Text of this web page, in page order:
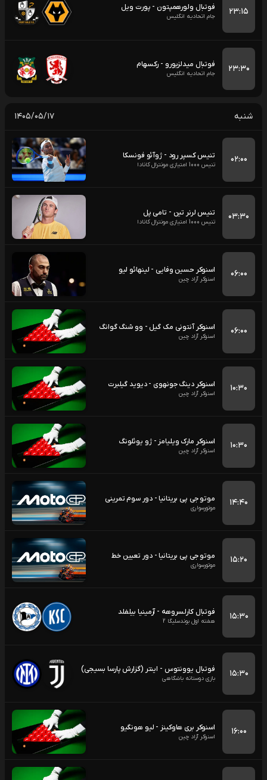
۲۳:۱۵ فوتبال ولورهمپتون - پورت ویل
جام اتحادیه انگلیس
۲۳:۳۰ فوتبال میدلزبورو - رکسهام
جام اتحادیه انگلیس
شنبه ۱۴۰۵/۰۵/۱۷
۰۲:۰۰ تنیس کسپر رود - ژوآئو فونسکا
تنیس 1000 امتیازی مونترال کانادا
۰۳:۳۰ تنیس لرنر تین - تامی پل
تنیس 1000 امتیازی مونترال کانادا
۰۶:۰۰ اسنوکر حسین وفایی - لینهائو لیو
اسنوکر آزاد چین
۰۶:۰۰ اسنوکر آنتونی مک گیل - وو شنگ گوانگ
اسنوکر آزاد چین
۱۰:۳۰ اسنوکر دینگ جونهوی - دیوید گیلبرت
اسنوکر آزاد چین
۱۰:۳۰ اسنوکر مارک ویلیامز - ژو یوئلونگ
اسنوکر آزاد چین
۱۴:۴۰ موتو جی پی بریتانیا - دور سوم تمرینی
موتورسواری
۱۵:۲۰ موتو جی پی بریتانیا - دور تعیین خط
موتورسواری
۱۵:۳۰ فوتبال کارلسروهه - آرمینیا بیلفلد
هفته اول بوندسلیگا 2
۱۵:۳۰ فوتبال یوونتوس - اینتر (گزارش پارسا بسیجی)
بازی دوستانه باشگاهی
۱۶:۰۰ اسنوکر بری هاوکینز - لیو هونگیو
اسنوکر آزاد چین